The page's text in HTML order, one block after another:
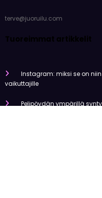
terve@juoruilu.com
Tuoreimmat artikkelit
Instagram: miksi se on
vaikuttajille
Pelipöydän ympärillä